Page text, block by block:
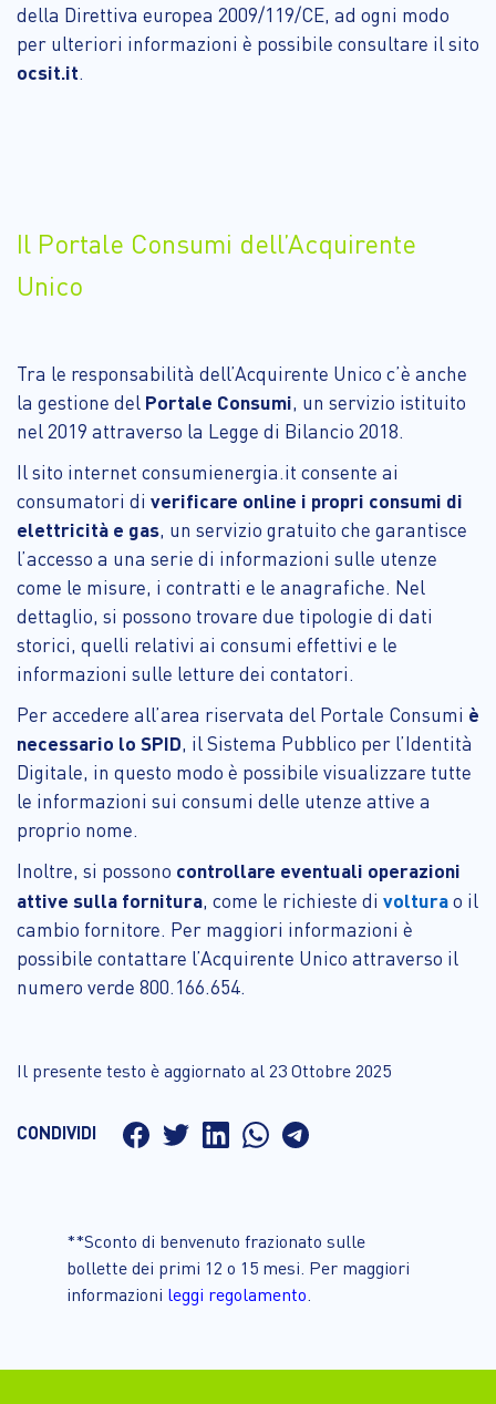
della Direttiva europea 2009/119/CE, ad ogni modo
per ulteriori informazioni è possibile consultare il sito
ocsit.it.
Il Portale Consumi dell’Acquirente
Unico
Tra le responsabilità dell’Acquirente Unico c’è anche
la gestione del Portale Consumi, un servizio istituito
nel 2019 attraverso la Legge di Bilancio 2018.
Il sito internet consumienergia.it consente ai
consumatori di verificare online i propri consumi di
elettricità e gas, un servizio gratuito che garantisce
l’accesso a una serie di informazioni sulle utenze
come le misure, i contratti e le anagrafiche. Nel
dettaglio, si possono trovare due tipologie di dati
storici, quelli relativi ai consumi effettivi e le
informazioni sulle letture dei contatori.
Per accedere all’area riservata del Portale Consumi è
necessario lo SPID, il Sistema Pubblico per l’Identità
Digitale, in questo modo è possibile visualizzare tutte
le informazioni sui consumi delle utenze attive a
proprio nome.
Inoltre, si possono controllare eventuali operazioni
attive sulla fornitura, come le richieste di volturao il
cambio fornitore. Per maggiori informazioni è
possibile contattare l’Acquirente Unico attraverso il
numero verde 800.166.654.
Il presente testo è aggiornato al 23 Ottobre 2025
CONDIVIDI
**Sconto di benvenuto frazionato sulle
bollette dei primi 12 o 15 mesi. Per maggiori
informazioni leggi regolamento.